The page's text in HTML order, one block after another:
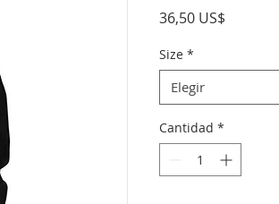
36,50 US$
Size *
Elegir
Cantidad *